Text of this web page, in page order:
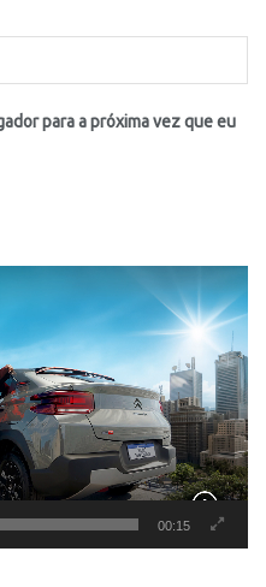
para a próxima vez que eu
00:15